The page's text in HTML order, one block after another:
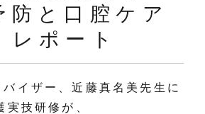
防と口腔ケア
レポート
イザー、近藤真名美先生に
実技研修が、